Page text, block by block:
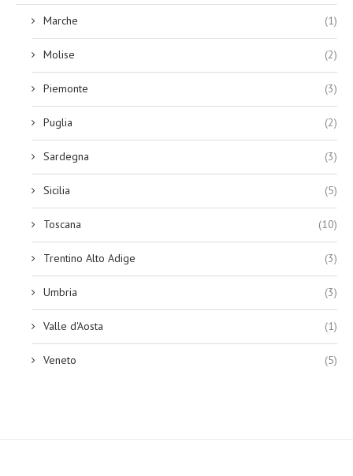
Marche (1)
Molise (2)
Piemonte (3)
Puglia (2)
Sardegna (3)
Sicilia (5)
Toscana (10)
Trentino Alto Adige (3)
Umbria (3)
Valle d'Aosta (1)
Veneto (5)